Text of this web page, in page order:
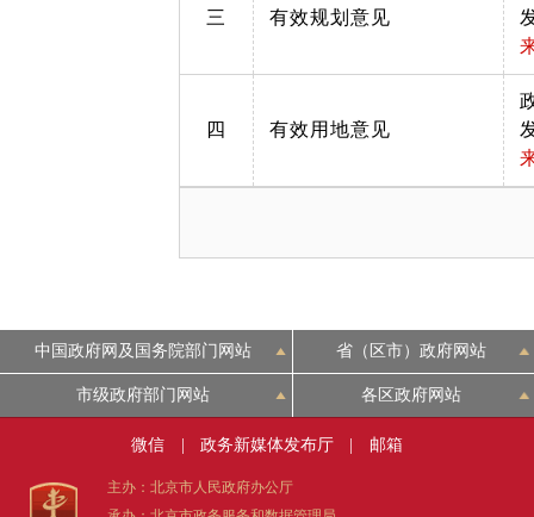
三 有效规划意见
四 有效用地意见
中国政府网及国务院部门网站 省（区市）政府网站
市级政府部门网站 各区政府网站
微信 政务新媒体发布厅 邮箱
主办：北京市人民政府办公厅